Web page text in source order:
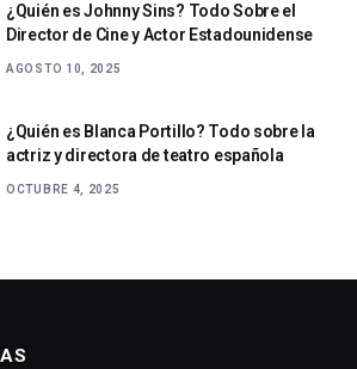
¿Quién es Johnny Sins? Todo Sobre el
Director de Cine y Actor Estadounidense
AGOSTO 10, 2025
¿Quién es Blanca Portillo? Todo sobre la
actriz y directora de teatro española
OCTUBRE 4, 2025